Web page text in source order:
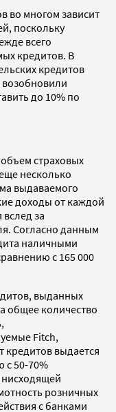
во многом зависит
поскольку
всего
кредитов. В
кредитов
возобновили
до 10% по
страховых
несколько
выдаваемого
доходы от каждой
за
Согласно данным
наличными
с 165 000
выданных
общее количество
Fitch,
кредитов выдается
с 50-70%
розничных
с банками